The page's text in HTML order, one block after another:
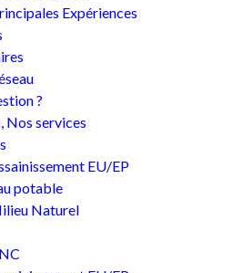
Expériences
?
Nos services
EU/EP
potable
Naturel